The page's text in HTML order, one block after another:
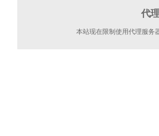
代
本站现在限制使用代理服务